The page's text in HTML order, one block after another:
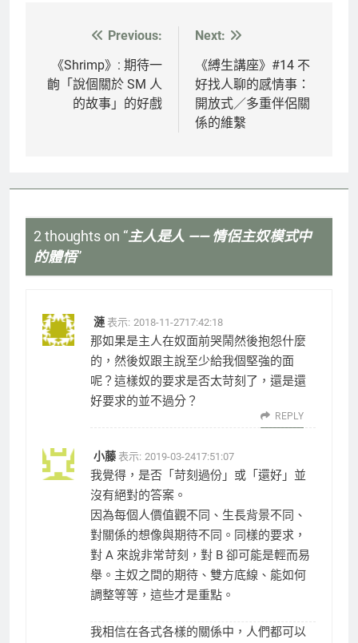
章
導
Previous:
《Shrimp》: 期待一
齣「說個關於 SM 人
的故事」的好戲
Next:
《縛生講座》#14 不
好找人聊的感情事：
開放式／多重伴侶關
係的維繫
2 thoughts on “主人是人 —— 情侶主奴模式中
的體悟”
漣 表示: 2018-11-2717:42:18
那如果是主人在奴面前哭鬧然後抱怨什麼
的，然後奴跟主說至少給我個堅強的面
呢？這樣奴的要求是否太苛刻了，還是還
好要求的並不過分？
REPLY
小藤 表示: 2019-03-2417:51:07
我覺得，是否「苛刻過份」或「還好」並
沒有絕對的答案。
因為每個人價值觀不同、生長背景不同、
對關係的想像與期待不同。同樣的要求，
對 A 來說非常苛刻，對 B 卻可能是輕而易
舉。主奴之間的期待、雙方底線、能如何
調整等等，這些才是重點。
我相信在各式各樣的關係中，人們都可以